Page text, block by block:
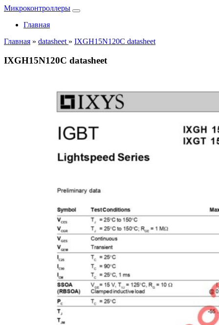
Микроконтроллеры
Главная
Главная » datasheet » IXGH15N120C datasheet
IXGH15N120C datasheet